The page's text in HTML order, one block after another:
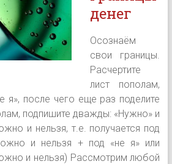
денег
Осознаём
свои границы.
Расчертите
лист пополам,
я», после чего еще раз поделите
подпишите дважды: «Нужно» и
и нельзя, т.е. получается под
и нельзя + под «не я» или
и нельзя) Рассмотрим любой